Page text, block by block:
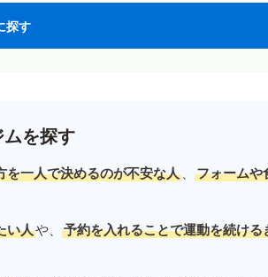
探す
を探す
を一人で決めるのが不安な人 、
フォームや
い人や、 予約を入れることで運動を続け